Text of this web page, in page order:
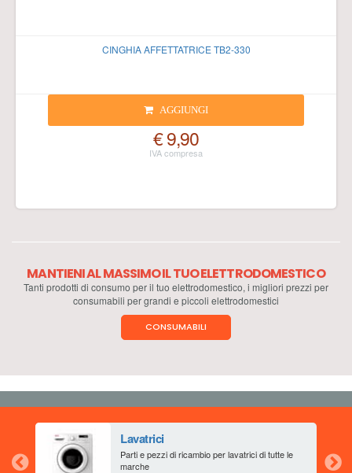
CINGHIA AFFETTATRICE TB2-330
AGGIUNGI
€ 9,90
MANTIENI AL MASSIMO IL TUO ELETTRODOMESTICO
Tanti prodotti di consumo per il tuo elettrodomestico, i migliori prezzi per
consumabili per grandi e piccoli elettrodomestici
CONSUMABILI
Lavatrici
Parti e pezzi di ricambio per lavatrici di tutte le
marche